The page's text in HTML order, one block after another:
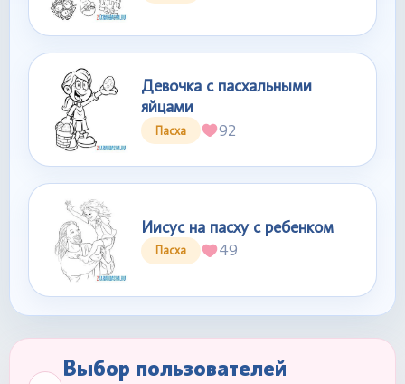
Девочка с пасхальными
яйцами
Пасха 92
Иисус на пасху с ребенком
Пасха 49
Выбор пользователей